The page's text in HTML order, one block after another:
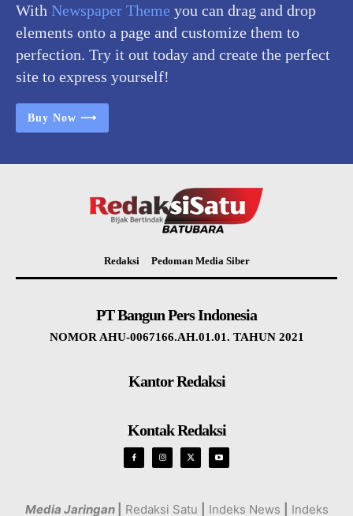
With Newspaper Theme you can drag and drop
elements onto a page and customize them to
perfection. Try it out today and create the perfect
site to express yourself!
Buy Now ⟶
Redaksi Pedoman Media Siber
PT Bangun Pers Indonesia
NOMOR AHU-0067166.AH.01.01. TAHUN 2021
Kantor Redaksi
Kontak Redaksi
Media Jaringan Redaksi Satu Indeks News Indeks